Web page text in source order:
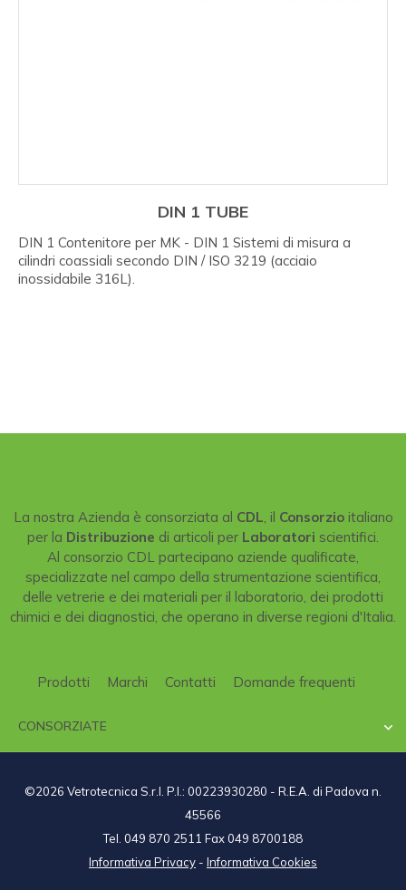
DIN 1 TUBE
DIN 1 Contenitore per MK - DIN 1 Sistemi di misura a
cilindri coassiali secondo DIN / ISO 3219 (acciaio
inossidabile 316L).
La nostra Azienda è consorziata al CDL, il Consorzioitaliano
per la Distribuzione di articoli per Laboratori scientifici.
Al consorzio CDL partecipano aziende qualificate,
specializzate nel campo della strumentazione scientifica,
delle vetrerie e dei materiali per il laboratorio, dei prodotti
chimici e dei diagnostici, che operano in diverse regioni d'Italia.
Prodotti Marchi Contatti Domande frequenti
CONSORZIATE 
©2026 Vetrotecnica S.r.l. P.I.: 00223930280 - R.E.A. di Padova n.
45566
Tel. 049 870 2511 Fax 049 8700188
Informativa Privacy - Informativa Cookies